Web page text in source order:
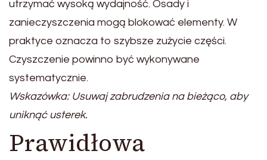
utrzymać wysoką wydajność. Osady i
zanieczyszczenia mogą blokować elementy. W
praktyce oznacza to szybsze zużycie części.
Czyszczenie powinno być wykonywane
systematycznie.
Wskazówka: Usuwaj zabrudzenia na bieżąco, aby
uniknąć usterek.
Prawidłowa